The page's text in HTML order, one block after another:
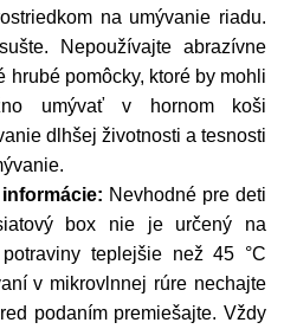
na umývanie riadu.
Nepoužívajte abrazívne
hrubé pomôcky, ktoré by mohli
umývať v hornom koši
dlhšej životnosti a tesnosti
Nevhodné pre deti
box nie je určený na
teplejšie než 45 °C
v mikrovlnnej rúre nechajte
podaním premiešajte. Vždy